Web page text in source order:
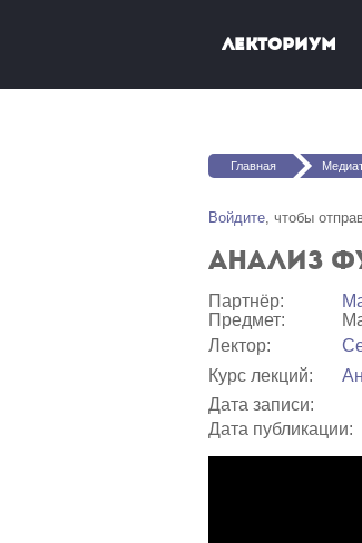
Лекториум
Вы здесь
Главная
Войдите, чтобы
Анализ
Партнёр:
Предмет:
Лектор:
Курс лекций:
Дата записи:
Дата публикации: